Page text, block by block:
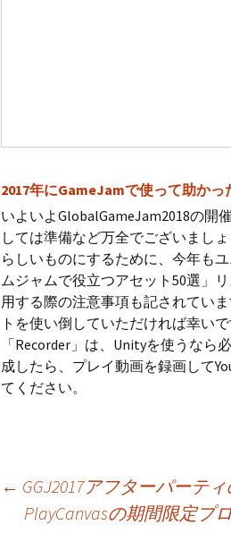
2017年にGameJamで使って助か
いよいよGlobalGameJam2018の開
しては準備など万全でございまし
らしいものにするために、今年も
ムジャムで役立つアセット50選」
用する際の注意事項も記されてい
トを使い倒していただければ幸い
「Recorder」は、Unityを使うな
成したら、プレイ動画を録画して
てください。
← GGJ2017アフターパーテ
PlayCanvasの期間限定プ